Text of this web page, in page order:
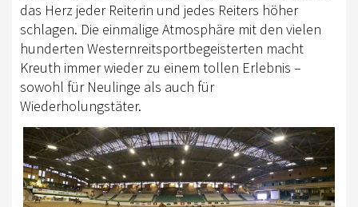
FREIZEIT
TRAINERVERZEICHNIS
LEHRVIDEOS
EWU BERLIN-BRANDENBURG
VORSTAND B/BB
JUGEND
das Herz jeder Reiterin und jedes Reiters höher
schlagen. Die einmalige Atmosphäre mit den vielen
hunderten Westernreitsportbegeisterten macht
Kreuth immer wieder zu einem tollen Erlebnis –
sowohl für Neulinge als auch für
Wiederholungstäter.